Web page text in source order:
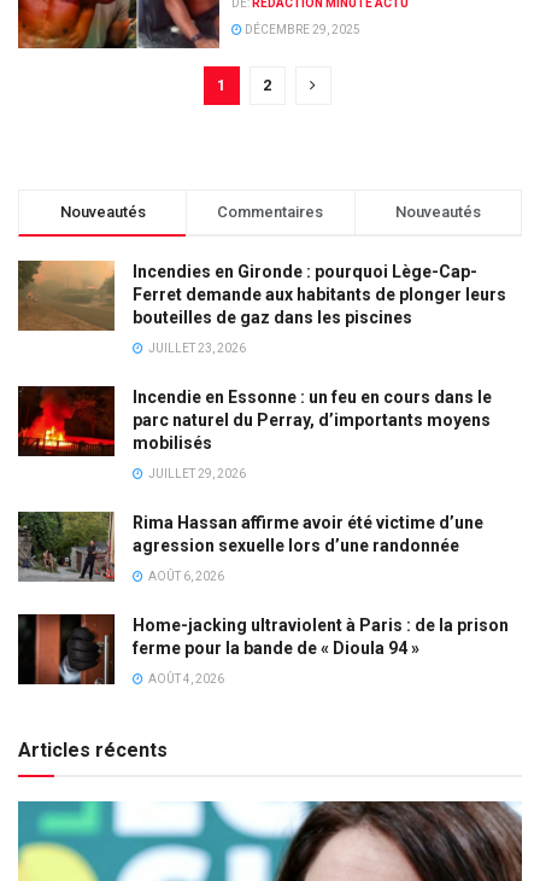
DE: RÉDACTION MINUTE ACTU
DÉCEMBRE 29, 2025
1 2
Nouveautés Commentaires Nouveautés
Incendies en Gironde : pourquoi Lège-Cap-
Ferret demande aux habitants de plonger leurs
bouteilles de gaz dans les piscines
JUILLET 23, 2026
Incendie en Essonne : un feu en cours dans le
parc naturel du Perray, d’importants moyens
mobilisés
JUILLET 29, 2026
Rima Hassan affirme avoir été victime d’une
agression sexuelle lors d’une randonnée
AOÛT 6, 2026
Home-jacking ultraviolent à Paris : de la prison
ferme pour la bande de « Dioula 94 »
AOÛT 4, 2026
Articles récents